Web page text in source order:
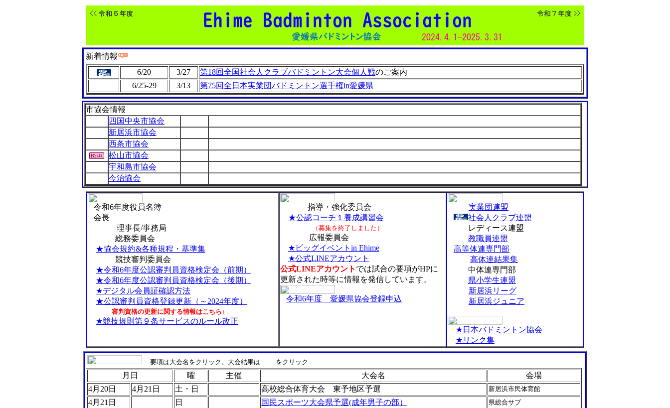
新着情報
6/20
3/27 第18回全国社会人クラブバドミントン大会個人戦のご案内
6/25-29
3/13 第75回全日本実業団バドミントン選手権in愛媛県
市協会情報
四国中央市協会
新居浜市協会
西条市協会
松山市協会
宇和島市協会
今治協会
令和6年度役員名簿
会長
理事長/事務局
総務委員会
★協会規約&各種規程・基準集
競技審判委員会
★令和6年度公認審判員資格検定会（前期）
★令和6年度公認審判員資格検定会（後期）
★デジタル会員証確認方法
★公認審判員資格登録更新（～2024年度）
審判資格の更新に関する情報はこちら↑
★競技規則第９条サービスのルール改正
指導・強化委員会
★公認コーチ１養成講習会
（募集を終了しました）
広報委員会
★ビッグイベントin Ehime
★公式LINEアカウント
公式LINEアカウント では試合の要項がHPに
更新された時等に情報を発信しています。
令和6年度 愛媛県協会登録申込
実業団連盟
社会人クラブ連盟
レディース連盟
教職員連盟
高等体連専門部
高体連結果集
中体連専門部
県小学生連盟
新居浜リーグ
新居浜ジュニア
★日本バドミントン協会
★リンク集
要項は大会名をクリック。大会結果は をクリック
月日 曜 主催 大会名
会場
4月20日
4月21日 土・日 高校総合体育大会 東予地区予選 新居浜市民体育館
4月21日 日 国民スポーツ大会県予選(成年男子の部） 県総合サブ